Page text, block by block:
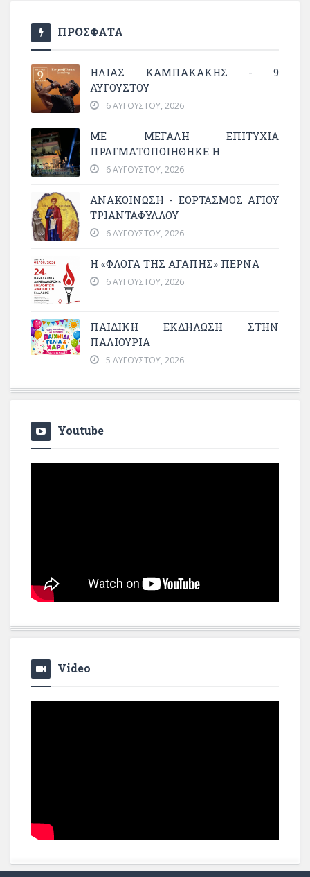
ΠΡΟΣΦΑΤΑ
ΗΛΙΑΣ ΚΑΜΠΑΚΑΚΗΣ - 9
ΑΥΓΟΥΣΤΟΥ
6 ΑΥΓΟΎΣΤΟΥ, 2026
ΜΕ ΜΕΓΆΛΗ ΕΠΙΤΥΧΊΑ
ΠΡΑΓΜΑΤΟΠΟΙΉΘΗΚΕ Η
6 ΑΥΓΟΎΣΤΟΥ, 2026
ΑΝΑΚΟΙΝΩΣΗ - ΕΟΡΤΑΣΜΟΣ ΑΓΙΟΥ
ΤΡΙΑΝΤΑΦΥΛΛΟΥ
6 ΑΥΓΟΎΣΤΟΥ, 2026
Η «ΦΛΌΓΑ ΤΗΣ ΑΓΆΠΗΣ» ΠΕΡΝΆ
6 ΑΥΓΟΎΣΤΟΥ, 2026
ΠΑΙΔΙΚΗ ΕΚΔΗΛΩΣΗ ΣΤΗΝ
ΠΑΛΙΟΥΡΙΑ
5 ΑΥΓΟΎΣΤΟΥ, 2026
Youtube
Video